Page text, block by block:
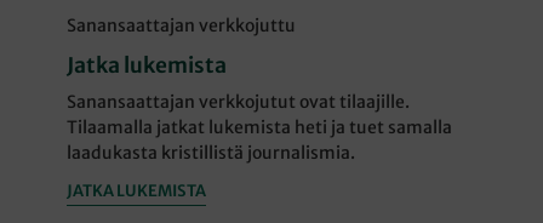
Sanansaattajan verkkojuttu
Jatka lukemista
Sanansaattajan verkkojutut ovat tilaajille.
Tilaamalla jatkat lukemista heti ja tuet samalla
laadukasta kristillistä journalismia.
JATKA LUKEMISTA